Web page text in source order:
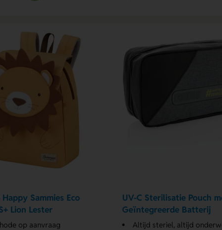
Sammies Eco
Lion Lester
op aanvraag
UV-C Sterilisatie Pouch
Geïntegreerde Batterij
Altijd steriel, altijd